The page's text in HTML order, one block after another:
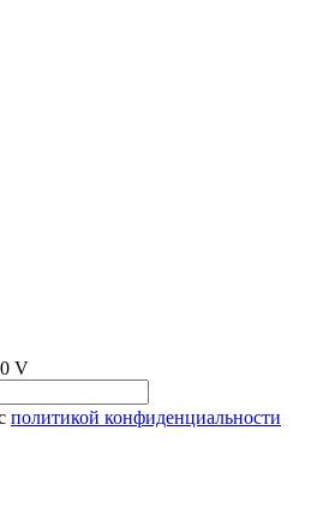
V
политикой конфиденциальности